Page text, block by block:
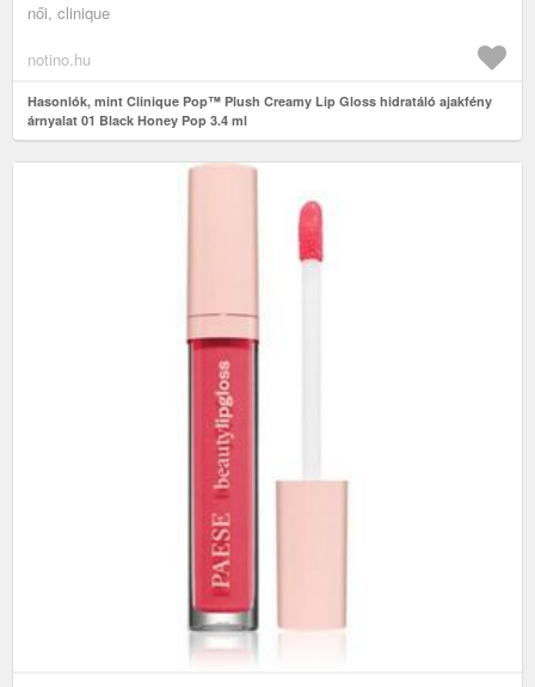
női, clinique
notino.hu
Hasonlók, mint Clinique Pop™ Plush Creamy Lip Gloss hidratáló ajakfény
árnyalat 01 Black Honey Pop 3.4 ml